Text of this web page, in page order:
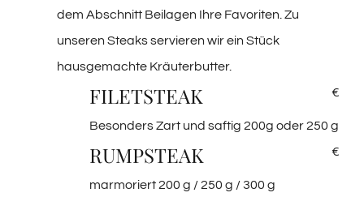
dem Abschnitt Beilagen Ihre Favoriten. Zu
unseren Steaks servieren wir ein Stück
hausgemachte Kräuterbutter.
FILETSTEAK €
Besonders Zart und saftig 200g oder 250 g
RUMPSTEAK €
marmoriert 200 g / 250 g / 300 g